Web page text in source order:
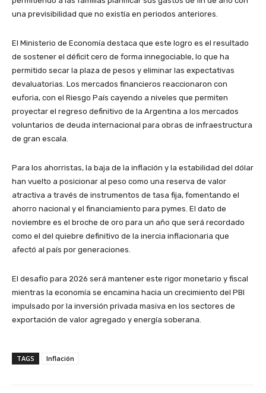
una previsibilidad que no existía en periodos anteriores.
El Ministerio de Economía destaca que este logro es el resultado
de sostener el déficit cero de forma innegociable, lo que ha
permitido secar la plaza de pesos y eliminar las expectativas
devaluatorias. Los mercados financieros reaccionaron con
euforia, con el Riesgo País cayendo a niveles que permiten
proyectar el regreso definitivo de la Argentina a los mercados
voluntarios de deuda internacional para obras de infraestructura
de gran escala.
Para los ahorristas, la baja de la inflación y la estabilidad del dólar
han vuelto a posicionar al peso como una reserva de valor
atractiva a través de instrumentos de tasa fija, fomentando el
ahorro nacional y el financiamiento para pymes. El dato de
noviembre es el broche de oro para un año que será recordado
como el del quiebre definitivo de la inercia inflacionaria que
afectó al país por generaciones.
El desafío para 2026 será mantener este rigor monetario y fiscal
mientras la economía se encamina hacia un crecimiento del PBI
impulsado por la inversión privada masiva en los sectores de
exportación de valor agregado y energía soberana.
TAGS Inflación